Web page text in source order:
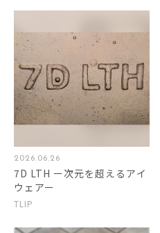
2026.06.26
7D LTH ー次元を超えるアイ
ウェアー
TLIP